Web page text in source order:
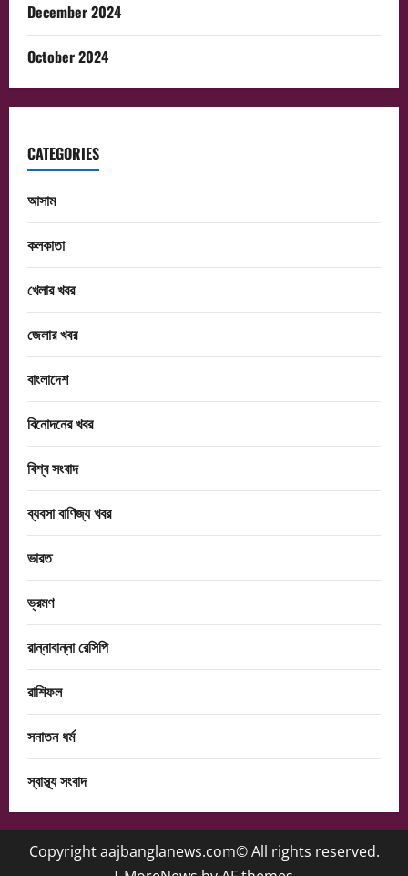
December 2024
October 2024
CATEGORIES
আসাম
কলকাতা
খেলার খবর
জেলার খবর
বাংলাদেশ
বিনোদনের খবর
বিশ্ব সংবাদ
ব্যবসা বাণিজ্য খবর
ভারত
ভ্রমণ
রান্নাবান্না রেসিপি
রাশিফল
সনাতন ধর্ম
স্বাস্থ্য সংবাদ
Copyright aajbanglanews.com© All rights reserved.